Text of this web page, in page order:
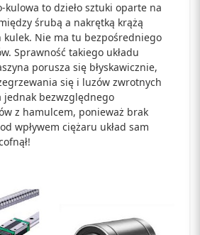
kulowa to dzieło sztuki oparte na
śrubą a nakrętką krążą
kulek. Nie ma tu bezpośredniego
Sprawność takiego układu
porusza się błyskawicznie,
się i luzów zwrotnych
jednak bezwzględnego
z hamulcem, ponieważ brak
wpływem ciężaru układ sam